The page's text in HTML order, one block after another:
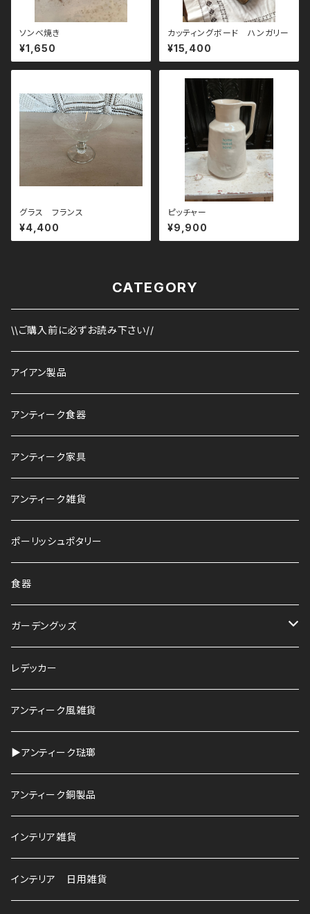
ソンべ焼き
¥1,650
カッティングボード ハンガリー
¥15,400
グラス フランス
¥4,400
ピッチャー
¥9,900
CATEGORY
\\ご購入前に必ずお読み下さい//
アイアン製品
アンティーク食器
アンティーク家具
アンティーク雑貨
ポーリッシュポタリー
食器
ガーデングッズ
鉢
HAWS
レデッカー
アンティーク風雑貨
▶︎アンティーク琺瑯
アンティーク銅製品
インテリア雑貨
インテリア 日用雑貨